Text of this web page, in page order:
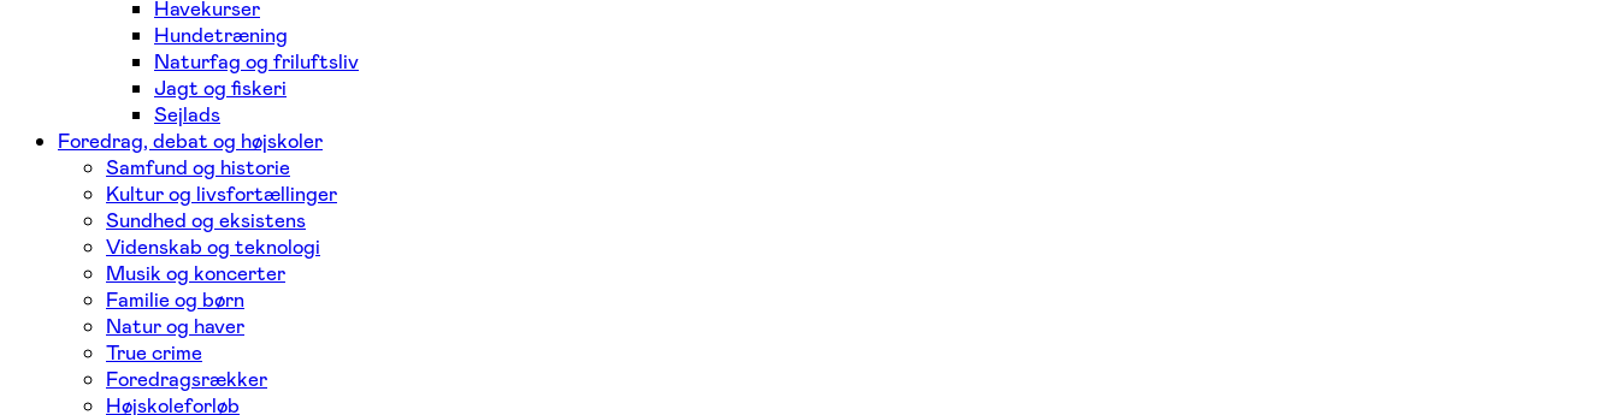
Havekurser
Hundetræning
Naturfag og friluftsliv
Jagt og fiskeri
Sejlads
Foredrag, debat og højskoler
Samfund og historie
Kultur og livsfortællinger
Sundhed og eksistens
Videnskab og teknologi
Musik og koncerter
Familie og børn
Natur og haver
True crime
Foredragsrækker
Højskoleforløb